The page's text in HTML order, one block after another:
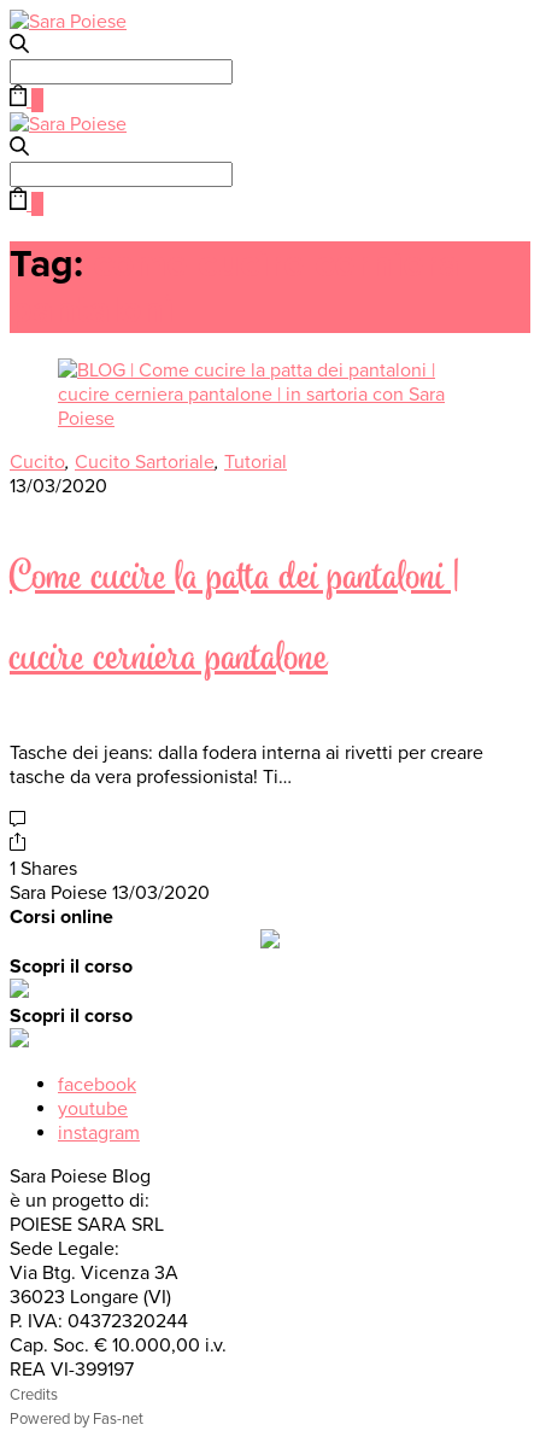
for:
for:
Tag:
Cucito, Cucito Sartoriale, Tutorial
13/03/2020
Come cucire la patta dei pantaloni |
cucire cerniera pantalone
Tasche dei jeans: dalla fodera interna ai rivetti per creare
tasche da vera professionista! Ti…
1 Shares
Sara Poiese 13/03/2020
Corsi online
Scopri il corso
Scopri il corso
facebook
youtube
instagram
Sara Poiese Blog
è un progetto di:
POIESE SARA SRL
Sede Legale:
Via Btg. Vicenza 3A
36023 Longare (VI)
P. IVA: 04372320244
Cap. Soc. € 10.000,00 i.v.
REA VI-399197
Credits
Powered by Fas-net